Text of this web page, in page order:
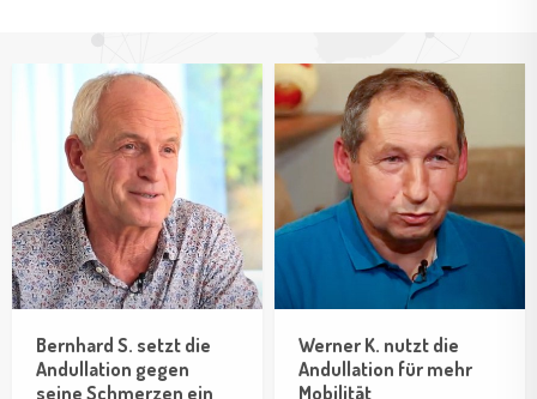
Bernhard S. setzt die
Andullation gegen
seine Schmerzen ein
Werner K. nutzt die
Andullation für mehr
Mobilität